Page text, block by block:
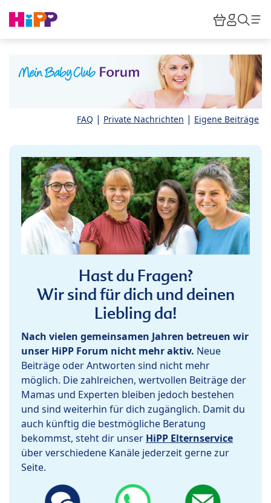
HiPP
FAQ | Private Nachrichten | Eigene Beiträge
Hast du Fragen?
Wir sind für dich und deinen
Liebling da!
Nach vielen gemeinsamen Jahren betreuen wir
unser HiPP Forum nicht mehr aktiv. Neue
Beiträge oder Antworten sind nicht mehr
möglich. Die zahlreichen, wertvollen Beiträge der
Mamas und Experten bleiben jedoch bestehen
und sind weiterhin für dich zugänglich. Damit du
auch künftig die bestmögliche Beratung
bekommst, steht dir unser HiPP Elternservice
über verschiedene Kanäle jederzeit gerne zur
Seite.